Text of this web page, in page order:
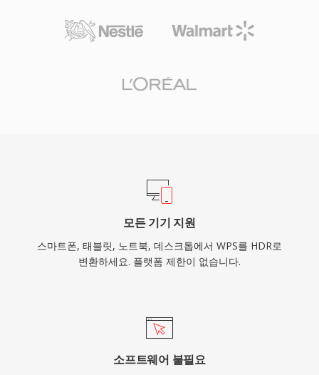
모든 기기 지원
스마트폰, 태블릿, 노트북, 데스크톱에서 WPS를 HDR로
변환하세요. 플랫폼 제한이 없습니다.
소프트웨어 불필요